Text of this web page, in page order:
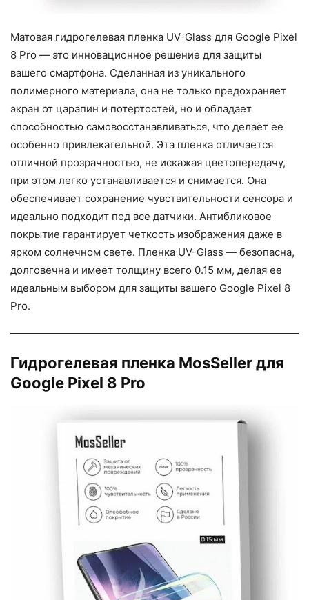
Матовая гидрогелевая пленка UV-Glass для Google Pixel
8 Pro — это инновационное решение для защиты
вашего смартфона. Сделанная из уникального
полимерного материала, она не только предохраняет
экран от царапин и потертостей, но и обладает
способностью самовосстанавливаться, что делает ее
особенно привлекательной. Эта пленка отличается
отличной прозрачностью, не искажая цветопередачу,
при этом легко устанавливается и снимается. Она
обеспечивает сохранение чувствительности сенсора и
идеально подходит под все датчики. Антибликовое
покрытие гарантирует четкость изображения даже в
ярком солнечном свете. Пленка UV-Glass — безопасна,
долговечна и имеет толщину всего 0.15 мм, делая ее
идеальным выбором для защиты вашего Google Pixel 8
Pro.
Гидрогелевая пленка MosSeller для
Google Pixel 8 Pro